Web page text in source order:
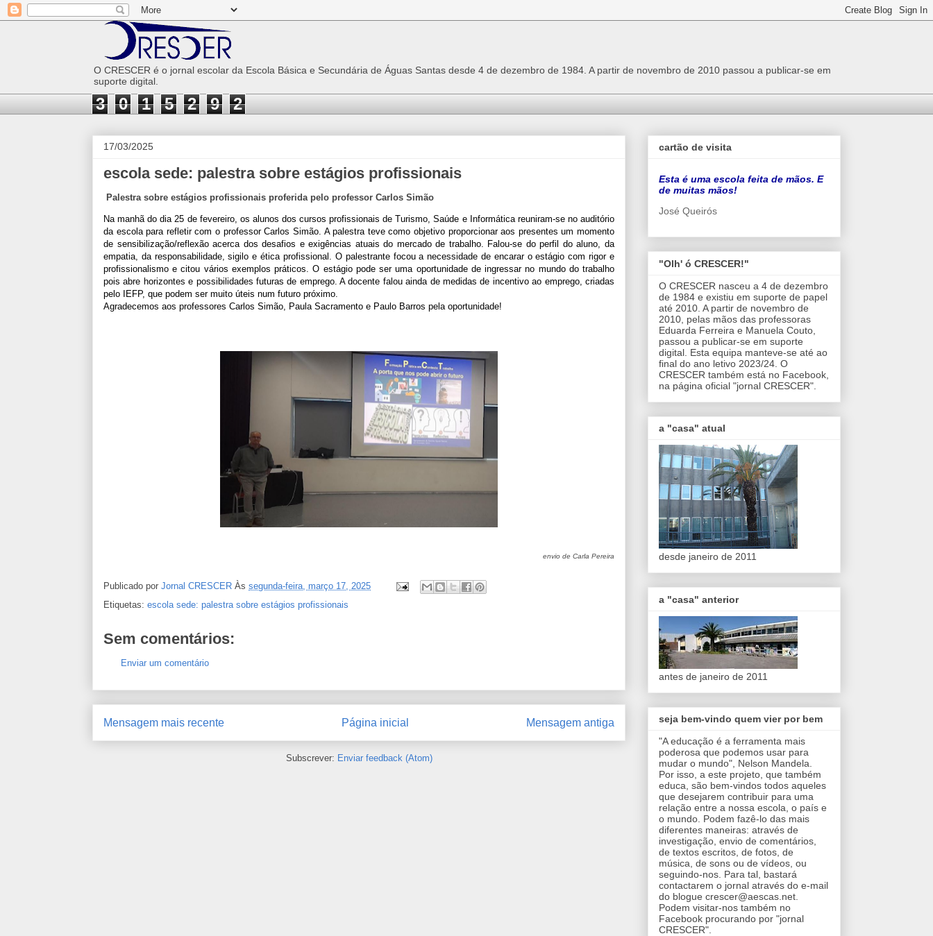
O CRESCER é o jornal escolar da Escola Básica e Secundária de Águas Santas desde 4 de dezembro de 1984. A partir de novembro de 2010 passou a publicar-se em
suporte digital.
3 0 1 5 2 9 2
17/03/2025
escola sede: palestra sobre estágios profissionais
Palestra sobre estágios profissionais proferida pelo professor Carlos Simão
Na manhã do dia 25 de fevereiro, os alunos dos cursos profissionais de Turismo, Saúde e Informática reuniram-se no auditório
da escola para refletir com o professor Carlos Simão. A palestra teve como objetivo proporcionar aos presentes um momento
de sensibilização/reflexão acerca dos desafios e exigências atuais do mercado de trabalho. Falou-se do perfil do aluno, da
empatia, da responsabilidade, sigilo e ética profissional. O palestrante focou a necessidade de encarar o estágio com rigor e
profissionalismo e citou vários exemplos práticos. O estágio pode ser uma oportunidade de ingressar no mundo do trabalho
pois abre horizontes e possibilidades futuras de emprego. A docente falou ainda de medidas de incentivo ao emprego, criadas
pelo IEFP, que podem ser muito úteis num futuro próximo.
Agradecemos aos professores Carlos Simão, Paula Sacramento e Paulo Barros pela oportunidade!
envio de Carla Pereira
Publicado por Jornal CRESCER Às segunda-feira, março 17, 2025
Etiquetas: escola sede: palestra sobre estágios profissionais
Sem comentários:
Enviar um comentário
Mensagem mais recente Mensagem antiga
Página inicial
Subscrever: Enviar feedback (Atom)
cartão de visita
Esta é uma escola feita de mãos. E
de muitas mãos!
José Queirós
"Olh' ó CRESCER!"
O CRESCER nasceu a 4 de dezembro
de 1984 e existiu em suporte de papel
até 2010. A partir de novembro de
2010, pelas mãos das professoras
Eduarda Ferreira e Manuela Couto,
passou a publicar-se em suporte
digital. Esta equipa manteve-se até ao
final do ano letivo 2023/24. O
CRESCER também está no Facebook,
na página oficial "jornal CRESCER".
a "casa" atual
desde janeiro de 2011
a "casa" anterior
antes de janeiro de 2011
seja bem-vindo quem vier por bem
"A educação é a ferramenta mais
poderosa que podemos usar para
mudar o mundo", Nelson Mandela.
Por isso, a este projeto, que também
educa, são bem-vindos todos aqueles
que desejarem contribuir para uma
relação entre a nossa escola, o país e
o mundo. Podem fazê-lo das mais
diferentes maneiras: através de
investigação, envio de comentários,
de textos escritos, de fotos, de
música, de sons ou de vídeos, ou
seguindo-nos. Para tal, bastará
contactarem o jornal através do e-mail
do blogue crescer@aescas.net.
Podem visitar-nos também no
Facebook procurando por "jornal
CRESCER".